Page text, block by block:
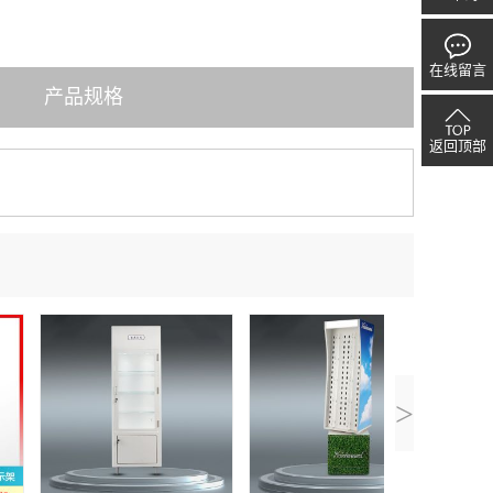
产品规格
>
在线留言
返回顶部